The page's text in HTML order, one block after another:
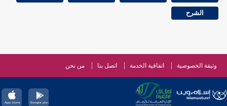
الشرح
وثيقة الخصوصية اتفاقية الخدمة اتصل بنا من نحن